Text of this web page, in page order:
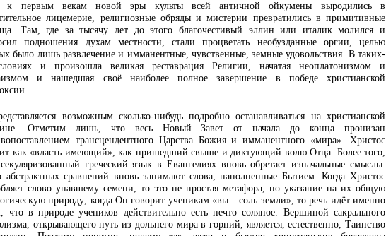
к первым векам новой эры культы всей античной ойкумены выродились в
лицемерие, религиозные обряды и мистерии превратились в примитивные
Там, где за тысячу лет до этого благочестивый эллин или италик молился и
подношения духам местности, стали процветать необузданные оргии, целью
было лишь развлечение и имманентные, чувственные, земные удовольствия. В таких-
и произошла великая реставрация Религии, начатая неоплатонизмом и
и нашедшая своё наиболее полное завершение в победе христианской
возможным сколько-нибудь подробно останавливаться на христианской
Отметим лишь, что весь Новый Завет от начала до конца пронизан
трансцендентного Царства Божия и имманентного «мира». Христос
как «власть имеющий», как пришедший свыше и диктующий волю Отца. Более того,
греческий язык в Евангелиях вновь обретает изначальные смыслы.
абстрактных сравнений вновь занимают слова, наполненные Бытием. Когда Христос
слово упавшему семени, то это не простая метафора, но указание на их общую
природу; когда Он говорит ученикам «вы – соль земли», то речь идёт именно
что в природе учеников действительно есть нечто соляное. Вершиной сакрального
открывающего путь из дольнего мира в горний, является, естественно, Таинство